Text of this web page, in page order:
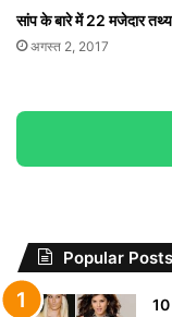
सांप के बारे में 22 मजेदार
अगस्त 2, 2017
Popular Posts
10